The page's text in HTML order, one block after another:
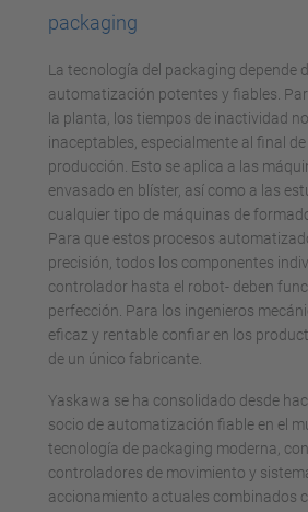
packaging
La tecnología del packaging depende
automatización potentes y fiables.
la planta, los tiempos de inactividad
inaceptables, especialmente al final
producción. Esto se aplica a las
envasado en blíster, así como a las
cualquier tipo de máquinas de
Para que estos procesos
precisión, todos los componentes
controlador hasta el robot- deben
perfección. Para los ingenieros
eficaz y rentable confiar en los
de un único fabricante.
Yaskawa se ha consolidado desde
socio de automatización fiable en el
tecnología de packaging moderna,
controladores de movimiento y
accionamiento actuales combinados